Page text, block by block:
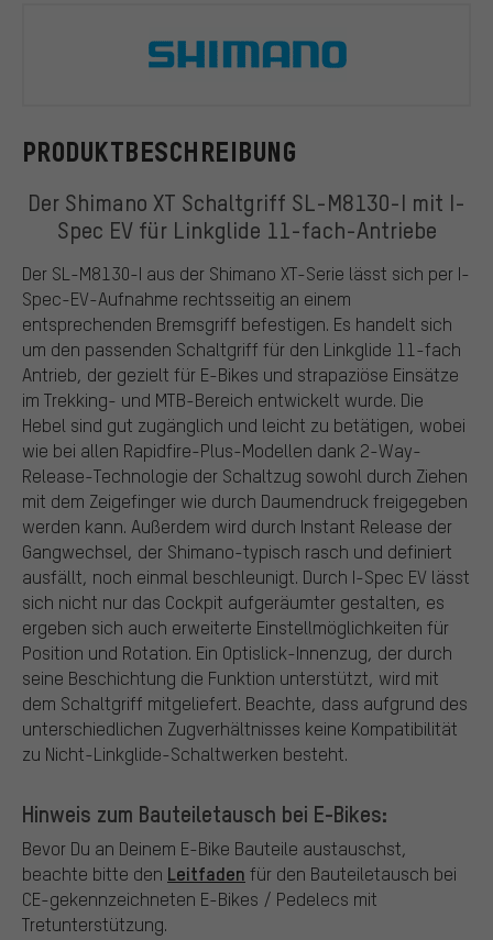
PRODUKTBESCHREIBUNG
Der Shimano XT Schaltgriff SL-M8130-I mit I-
Spec EV für Linkglide 11-fach-Antriebe
Der SL-M8130-I aus der Shimano XT-Serie lässt sich per I-
Spec-EV-Aufnahme rechtsseitig an einem
entsprechenden Bremsgriff befestigen. Es handelt sich
um den passenden Schaltgriff für den Linkglide 11-fach
Antrieb, der gezielt für E-Bikes und strapaziöse Einsätze
im Trekking- und MTB-Bereich entwickelt wurde. Die
Hebel sind gut zugänglich und leicht zu betätigen, wobei
wie bei allen Rapidfire-Plus-Modellen dank 2-Way-
Release-Technologie der Schaltzug sowohl durch Ziehen
mit dem Zeigefinger wie durch Daumendruck freigegeben
werden kann. Außerdem wird durch Instant Release der
Gangwechsel, der Shimano-typisch rasch und definiert
ausfällt, noch einmal beschleunigt. Durch I-Spec EV lässt
sich nicht nur das Cockpit aufgeräumter gestalten, es
ergeben sich auch erweiterte Einstellmöglichkeiten für
Position und Rotation. Ein Optislick-Innenzug, der durch
seine Beschichtung die Funktion unterstützt, wird mit
dem Schaltgriff mitgeliefert. Beachte, dass aufgrund des
unterschiedlichen Zugverhältnisses keine Kompatibilität
zu Nicht-Linkglide-Schaltwerken besteht.
Hinweis zum Bauteiletausch bei E-Bikes:
Bevor Du an Deinem E-Bike Bauteile austauschst,
beachte bitte den Leitfaden für den Bauteiletausch bei
CE-gekennzeichneten E-Bikes / Pedelecs mit
Tretunterstützung.
Shimano